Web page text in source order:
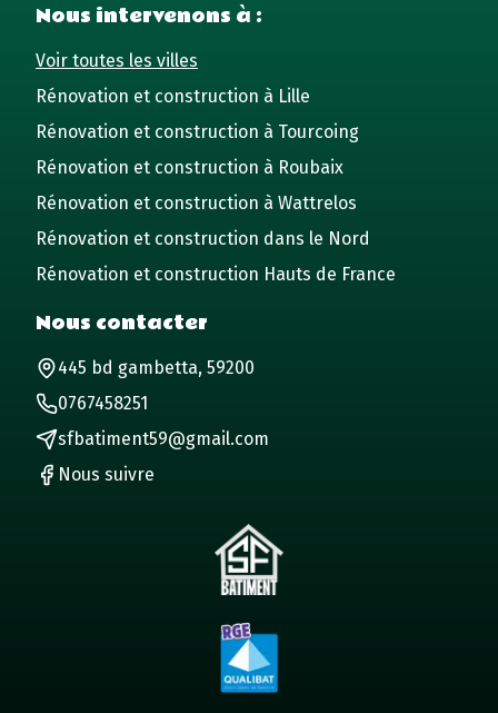
Nous intervenons à :
Voir toutes les villes
Rénovation et construction à Lille
Rénovation et construction à Tourcoing
Rénovation et construction à Roubaix
Rénovation et construction à Wattrelos
Rénovation et construction dans le Nord
Rénovation et construction Hauts de France
Nous contacter
445 bd gambetta, 59200
0767458251
sfbatiment59@gmail.com
Nous suivre